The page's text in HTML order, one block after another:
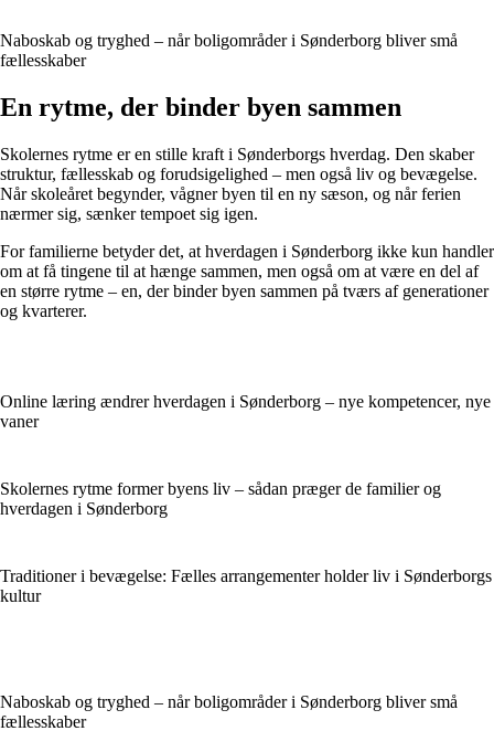
Naboskab og tryghed – når boligområder i Sønderborg bliver små
fællesskaber
En rytme, der binder byen sammen
Skolernes rytme er en stille kraft i Sønderborgs hverdag. Den skaber
struktur, fællesskab og forudsigelighed – men også liv og bevægelse.
Når skoleåret begynder, vågner byen til en ny sæson, og når ferien
nærmer sig, sænker tempoet sig igen.
For familierne betyder det, at hverdagen i Sønderborg ikke kun handler
om at få tingene til at hænge sammen, men også om at være en del af
en større rytme – en, der binder byen sammen på tværs af generationer
og kvarterer.
Online læring ændrer hverdagen i Sønderborg – nye kompetencer, nye
vaner
Skolernes rytme former byens liv – sådan præger de familier og
hverdagen i Sønderborg
Traditioner i bevægelse: Fælles arrangementer holder liv i Sønderborgs
kultur
Naboskab og tryghed – når boligområder i Sønderborg bliver små
fællesskaber